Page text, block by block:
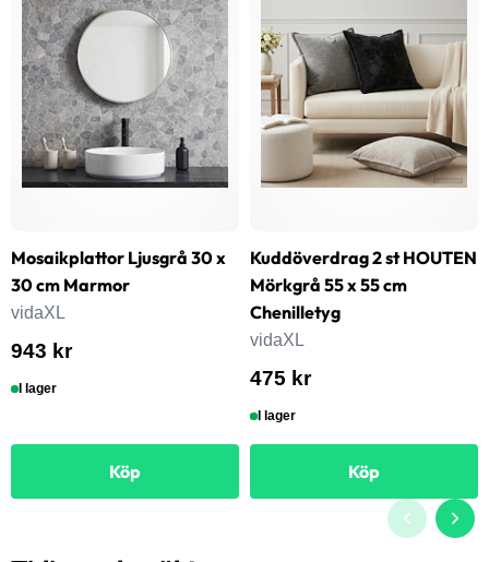
Mosaikplattor Ljusgrå 30 x
30 cm Marmor
vidaXL
943 kr
I lager
Köp
Kuddöverdrag 2 st HOUTEN
Mörkgrå 55 x 55 cm
Chenilletyg
vidaXL
475 kr
I lager
Köp